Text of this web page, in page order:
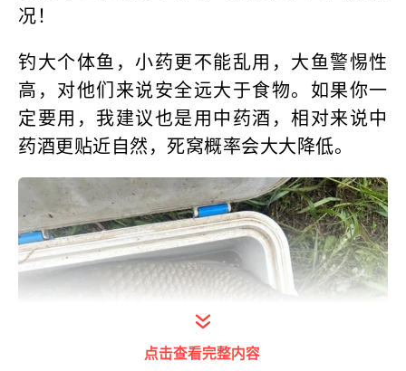
况！
钓大个体鱼，小药更不能乱用，大鱼警惕性
高，对他们来说安全远大于食物。如果你一
定要用，我建议也是用中药酒，相对来说中
药酒更贴近自然，死窝概率会大大降低。
点击查看完整内容